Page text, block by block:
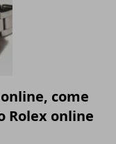
come
Rolex online